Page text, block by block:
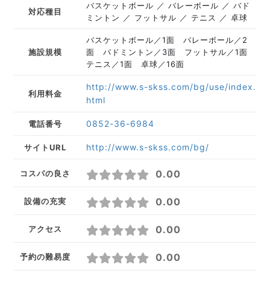
対応種目
バスケットボール バレーボール
バド
ミントン
フットサル テニス 卓球
施設規模
バスケットボール／1面 バレーボール／2
面 バドミントン／3面 フットサル／1面
テニス／1面 卓球／16面
利用料金
http://www.s-skss.com/bg/use/index.
html
電話番号 0852-36-6984
サイトURL http://www.s-skss.com/bg/
コスパの良さ 0.00
設備の充実 0.00
アクセス 0.00
予約の難易度 0.00